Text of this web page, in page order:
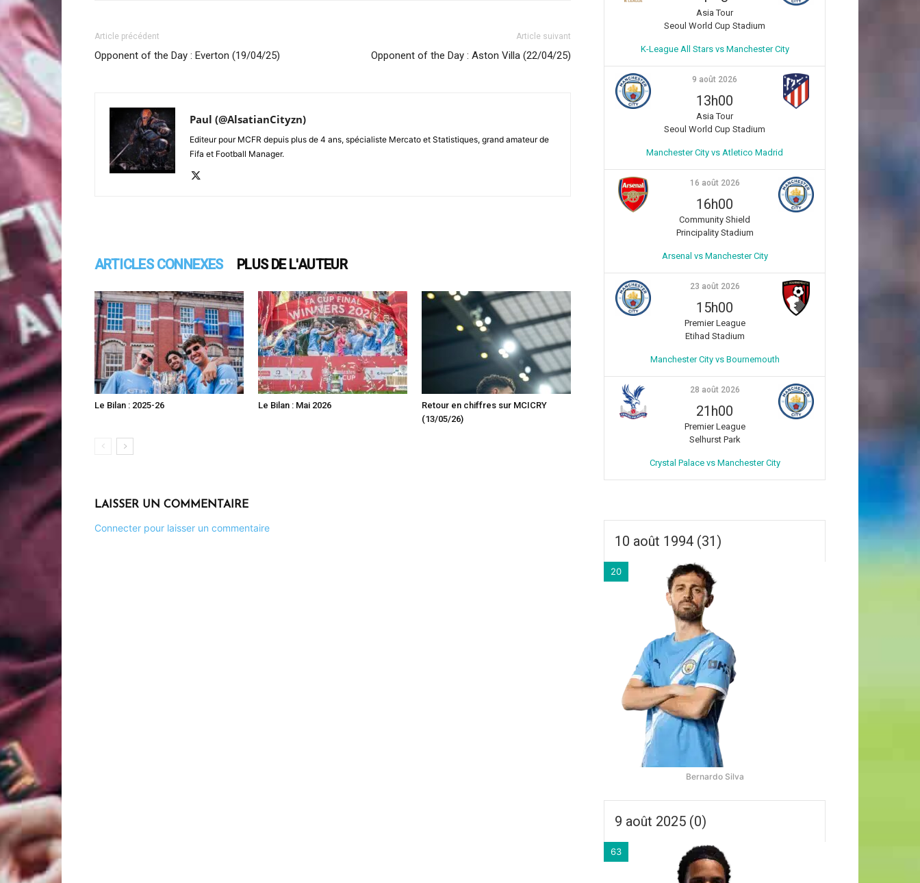
Article précédent
Opponent of the Day : Everton (19/04/25)
Article suivant
Opponent of the Day : Aston Villa (22/04/25)
Paul (@AlsatianCityzn)
Editeur pour MCFR depuis plus de 4 ans, spécialiste Mercato et Statistiques, grand amateur de
Fifa et Football Manager.
ARTICLES CONNEXES PLUS DE L'AUTEUR
Le Bilan : 2025-26 Le Bilan : Mai 2026
Retour en chiffres sur MCICRY
(13/05/26)
LAISSER UN COMMENTAIRE
Connecter pour laisser un commentaire
Asia Tour
Seoul World Cup Stadium
K-League All Stars vs Manchester City
9 août 2026
13h00
Asia Tour
Seoul World Cup Stadium
Manchester City vs Atletico Madrid
16 août 2026
16h00
Community Shield
Principality Stadium
Arsenal vs Manchester City
23 août 2026
15h00
Premier League
Etihad Stadium
Manchester City vs Bournemouth
28 août 2026
21h00
Premier League
Selhurst Park
Crystal Palace vs Manchester City
10 août 1994 (31)
20
Bernardo Silva
9 août 2025 (0)
63